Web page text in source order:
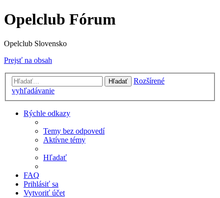
Opelclub Fórum
Opelclub Slovensko
Prejsť na obsah
Hľadať
Rozšírené
vyhľadávanie
Rýchle odkazy
Temy bez odpovedí
Aktívne témy
Hľadať
FAQ
Prihlásiť sa
Vytvoriť účet